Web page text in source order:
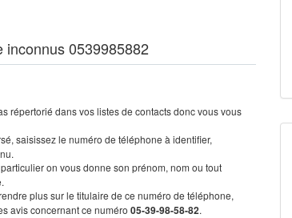
inconnus 0539985882
répertorié dans vos listes de contacts donc vous vous
saisissez le numéro de téléphone à identifier,
on vous donne son prénom, nom ou tout
plus sur le titulaire de ce numéro de téléphone,
avis concernant ce numéro 05-39-98-58-82.